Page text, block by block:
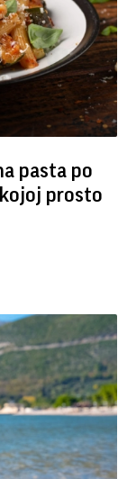
pasta po
kojoj prosto